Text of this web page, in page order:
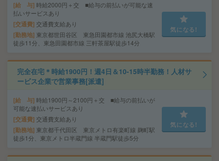
給 与 時給2000円＋交 ■給与の前払いが可能な速
払いサービスあり
交通費 交通費支給あり
勤務地 東京都世田谷区 東急田園都市線 池尻大橋駅
徒歩11分、東急田園都市線 三軒茶屋駅徒歩14分
気になる!
完全在宅＊時給1900円！週4日＆10-15時半勤務！人材サ
ービス企業で営業事務[派遣]
給 与 時給1900円～2100円＋交 ■給与の前払いが
可能な速払いサービスあり
交通費 交通費支給あり
勤務地 東京都千代田区 東京メトロ有楽町線 麹町駅
徒歩1分、東京メトロ半蔵門線 半蔵門駅徒歩5分
気になる!